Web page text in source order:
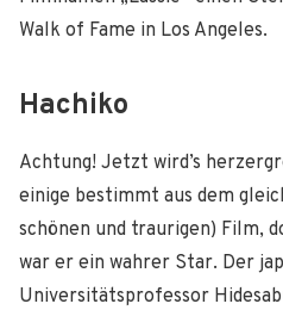
Walk of Fame in Los Angeles.
Hachiko
Achtung! Jetzt wird’s
einige bestimmt aus dem
schönen und traurigen) Film,
war er ein wahrer Star. Der
Universitätsprofessor